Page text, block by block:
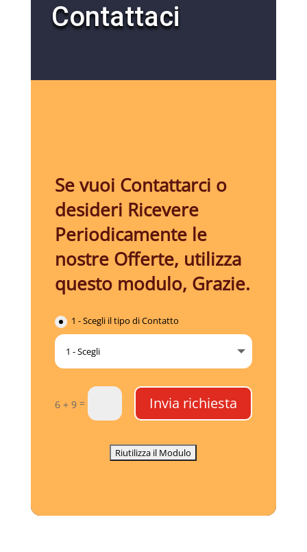
Contattaci
Se vuoi Contattarci o
desideri Ricevere
Periodicamente le
nostre Offerte, utilizza
questo modulo, Grazie.
1 - Scegli il tipo di Contatto
6 + 9 = Invia richiesta